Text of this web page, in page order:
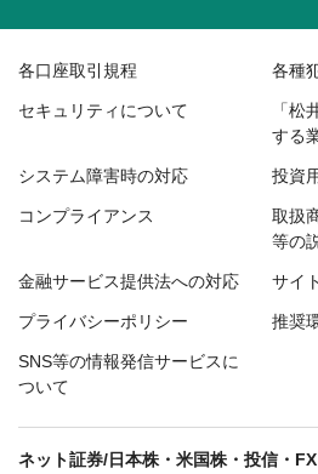
各口座取引規程 各種
セキュリティについて
「松
する
システム障害時の対応 投資
コンプライアンス
取扱
等の
金融サービス提供法への対応 サイ
プライバシーポリシー 推奨
SNS等の情報発信サービスに
ついて
ネット証券/日本株・米国株・投信・